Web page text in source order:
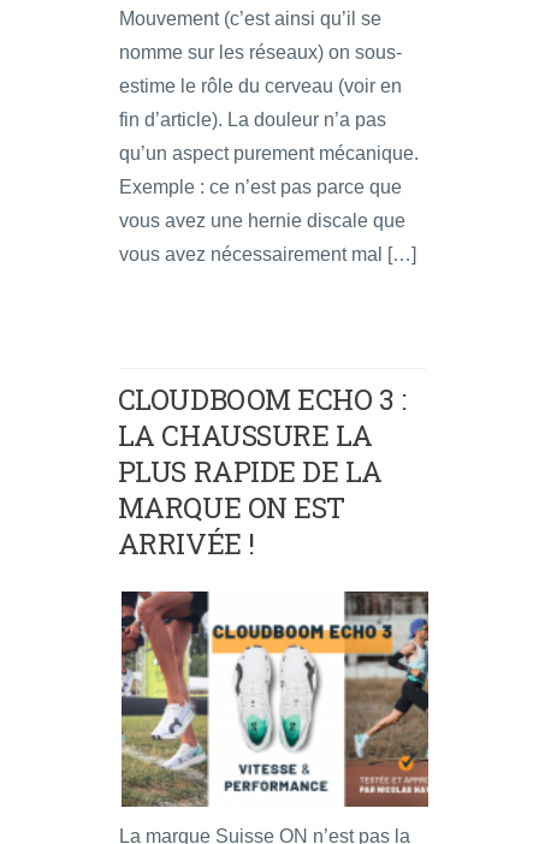
Mouvement (c’est ainsi qu’il se
nomme sur les réseaux) on sous-
estime le rôle du cerveau (voir en
fin d’article). La douleur n’a pas
qu’un aspect purement mécanique.
Exemple : ce n’est pas parce que
vous avez une hernie discale que
vous avez nécessairement mal […]
CLOUDBOOM ECHO 3 :
LA CHAUSSURE LA
PLUS RAPIDE DE LA
MARQUE ON EST
ARRIVÉE !
La marque Suisse ON n’est pas la